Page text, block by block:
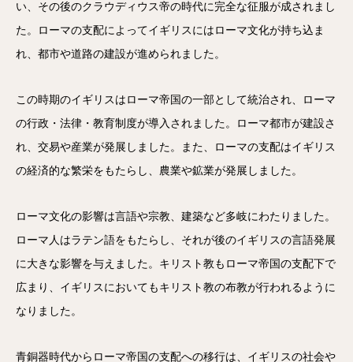
い、その後のクラウディウス帝の時代に完全な征服が成されまし
た。ローマの支配によってイギリスにはローマ文化が持ち込ま
れ、都市や道路の建設が進められました。
この時期のイギリスはローマ帝国の一部として統治され、ローマ
の行政・法律・教育制度が導入されました。ローマ都市が建設さ
れ、交易や産業が発展しました。また、ローマの支配はイギリス
の経済的な繁栄をもたらし、農業や鉱業が発展しました。
ローマ文化の影響は言語や宗教、建築など多岐にわたりました。
ローマ人はラテン語をもたらし、それが後のイギリスの言語発展
に大きな影響を与えました。キリスト教もローマ帝国の支配下で
広まり、イギリスにおいてもキリスト教の布教が行われるように
なりました。
青銅器時代からローマ帝国の支配への移行は、イギリスの社会や